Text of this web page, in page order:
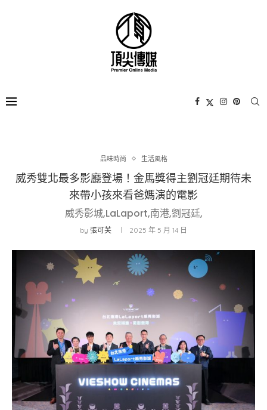
品味時尚 生活風格
威秀雙北最多影廳登場！金馬獎得主劉冠廷期待未
來帶小孩來看爸媽演的電影
威秀影城,LaLaport,南港,劉冠廷,
by 張可芙 2025 年 5 月 14 日